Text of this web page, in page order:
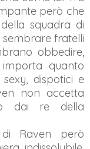
però che
squadra di
fratelli
obbedire,
quanto
dispotici e
non accetta
dai re della
Raven però